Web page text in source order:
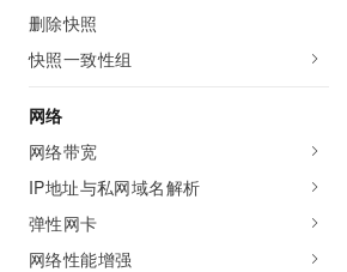
删除快照
快照一致性组
网络
网络带宽
IP地址与私网域名解析
弹性网卡
网络性能增强